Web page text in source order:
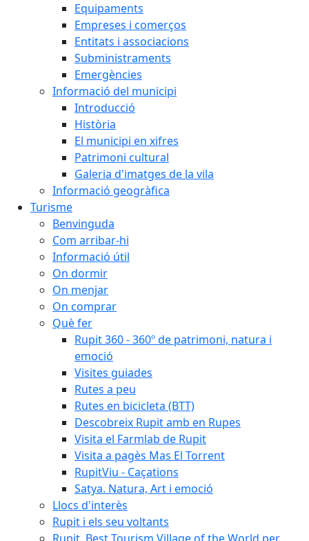
Equipaments
Empreses i comerços
Entitats i associacions
Subministraments
Emergències
Informació del municipi
Introducció
Història
El municipi en xifres
Patrimoni cultural
Galeria d'imatges de la vila
Informació geogràfica
Turisme
Benvinguda
Com arribar-hi
Informació útil
On dormir
On menjar
On comprar
Què fer
Rupit 360 - 360º de patrimoni, natura i
emoció
Visites guiades
Rutes a peu
Rutes en bicicleta (BTT)
Descobreix Rupit amb en Rupes
Visita el Farmlab de Rupit
Visita a pagès Mas El Torrent
RupitViu - Caçations
Satya. Natura, Art i emoció
Llocs d'interès
Rupit i els seu voltants